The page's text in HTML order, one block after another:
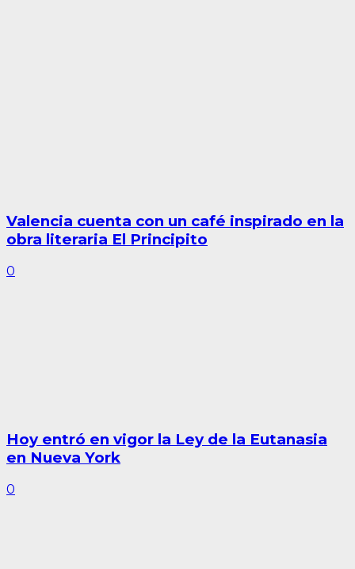
Valencia cuenta con un café inspirado en la
obra literaria El Principito
0
Hoy entró en vigor la Ley de la Eutanasia
en Nueva York
0